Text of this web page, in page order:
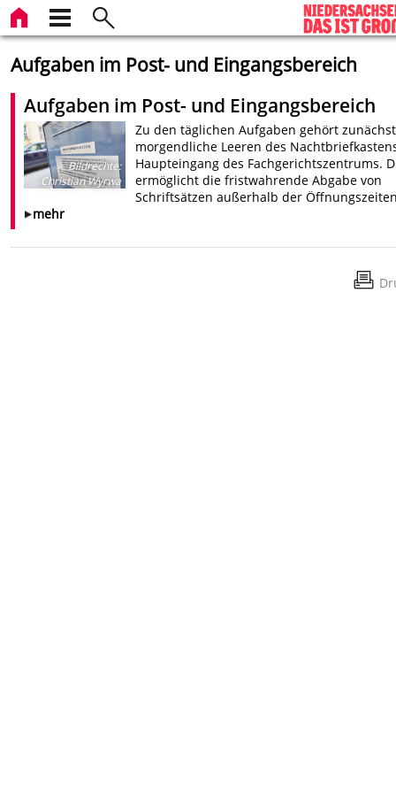
Aufgaben im Post- und Eingangsbereich
Aufgaben im Post- und Eingangsbereich
Bildrechte:
Christian Wyrwa
Zu den täglichen Aufgaben gehört
morgendliche Leeren des
Haupteingang des Fachgerichtszentrums.
ermöglicht die fristwahrende Abgabe von
Schriftsätzen außerhalb der
mehr